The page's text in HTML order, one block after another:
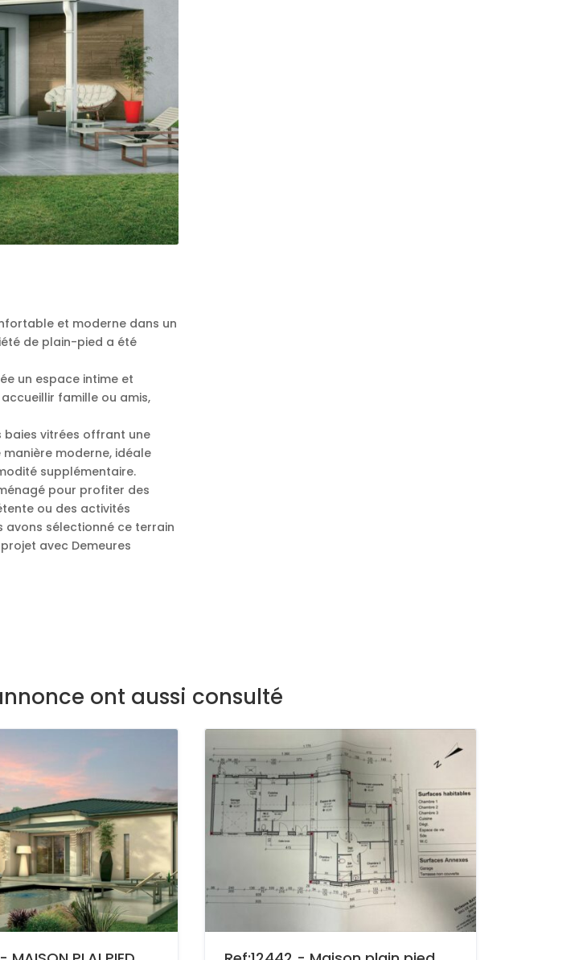
et moderne dans un
de plain-pied a été
un espace intime et
famille ou amis,
baies vitrées offrant une
moderne, idéale
supplémentaire.
pour profiter des
ou des activités
avons sélectionné ce terrain
avec Demeures
ont aussi consulté